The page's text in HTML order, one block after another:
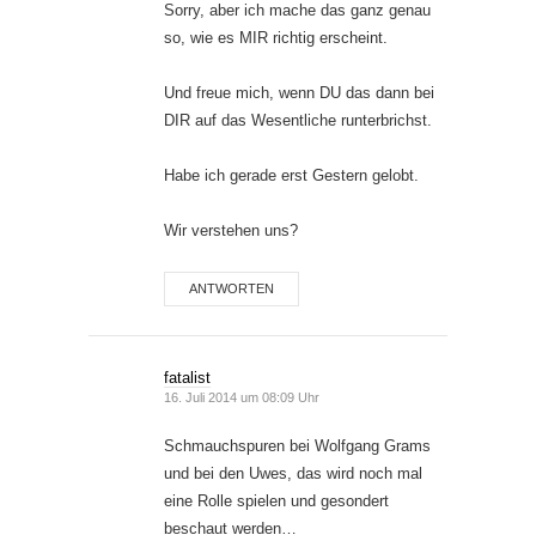
Sorry, aber ich mache das ganz genau
so, wie es MIR richtig erscheint.
Und freue mich, wenn DU das dann bei
DIR auf das Wesentliche runterbrichst.
Habe ich gerade erst Gestern gelobt.
Wir verstehen uns?
ANTWORTEN
fatalist
16. Juli 2014 um 08:09 Uhr
Schmauchspuren bei Wolfgang Grams
und bei den Uwes, das wird noch mal
eine Rolle spielen und gesondert
beschaut werden…